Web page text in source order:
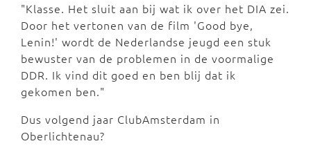
"Klasse. Het sluit aan bij wat ik over het DIA zei.
Door het vertonen van de film 'Good bye,
Lenin!' wordt de Nederlandse jeugd een stuk
bewuster van de problemen in de voormalige
DDR. Ik vind dit goed en ben blij dat ik
gekomen ben."
Dus volgend jaar ClubAmsterdam in
Oberlichtenau?